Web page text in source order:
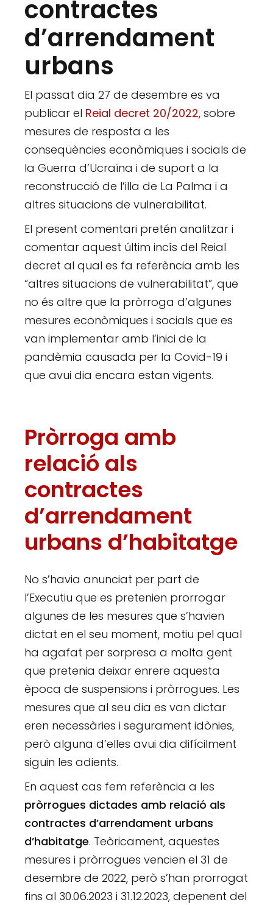
contractes
d’arrendament
urbans
El passat dia 27 de desembre es va
publicar el Reial decret 20/2022, sobre
mesures de resposta a les
conseqüències econòmiques i socials de
la Guerra d’Ucraïna i de suport a la
reconstrucció de l’illa de La Palma i a
altres situacions de vulnerabilitat.
El present comentari pretén analitzar i
comentar aquest últim incís del Reial
decret al qual es fa referència amb les
“altres situacions de vulnerabilitat”, que
no és altre que la pròrroga d’algunes
mesures econòmiques i socials que es
van implementar amb l’inici de la
pandèmia causada per la Covid-19 i
que avui dia encara estan vigents.
Pròrroga amb
relació als
contractes
d’arrendament
urbans d’habitatge
No s’havia anunciat per part de
l’Executiu que es pretenien prorrogar
algunes de les mesures que s’havien
dictat en el seu moment, motiu pel qual
ha agafat per sorpresa a molta gent
que pretenia deixar enrere aquesta
època de suspensions i pròrrogues. Les
mesures que al seu dia es van dictar
eren necessàries i segurament idònies,
però alguna d’elles avui dia difícilment
siguin les adients.
En aquest cas fem referència a les
pròrrogues dictades amb relació als
contractes d’arrendament urbans
d’habitatge. Teòricament, aquestes
mesures i pròrrogues vencien el 31 de
desembre de 2022, però s’han prorrogat
fins al 30.06.2023 i 31.12.2023, depenent del